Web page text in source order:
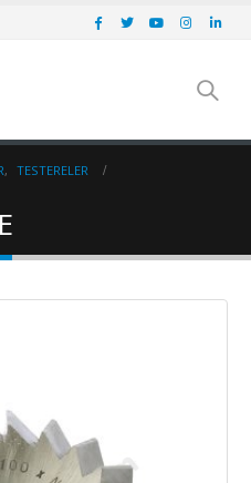
, TESTERELER